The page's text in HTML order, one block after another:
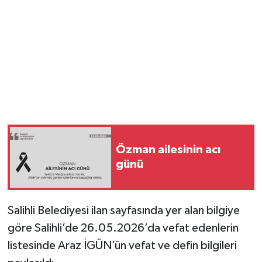
Özman ailesinin acı
günü
Salihli Belediyesi ilan sayfasında yer alan bilgiye
göre Salihli’de 26.05.2026’da vefat edenlerin
listesinde Araz İGÜN’ün vefat ve defin bilgileri